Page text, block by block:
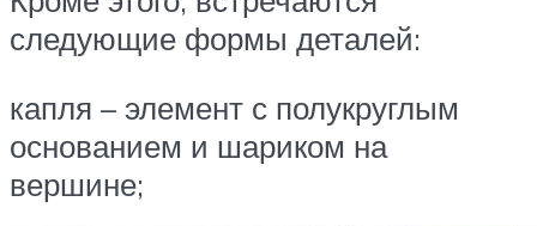
следующие формы деталей:
капля – элемент с полукруглым
основанием и шариком на
вершине;